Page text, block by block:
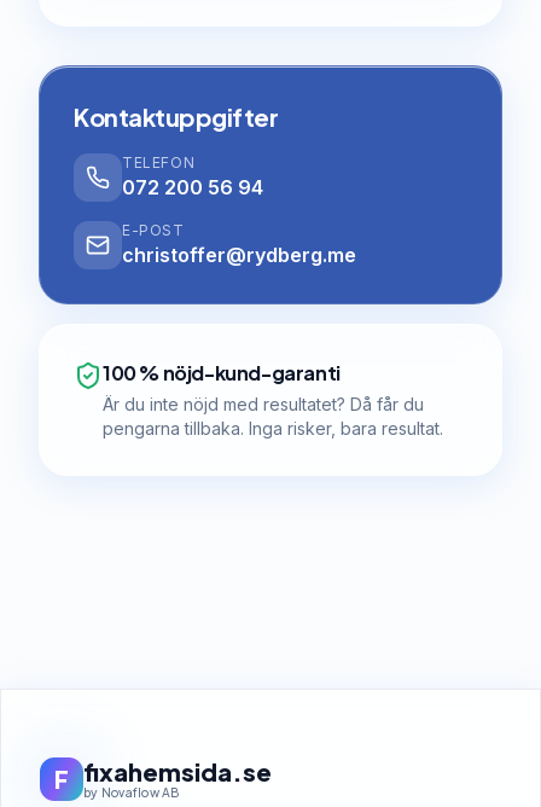
Kontaktuppgifter
TELEFON
072 200 56 94
E-POST
christoffer@rydberg.me
100 % nöjd-kund-garanti
Är du inte nöjd med resultatet? Då får du
pengarna tillbaka. Inga risker, bara resultat.
F fixahemsida.se
by Novaflow AB